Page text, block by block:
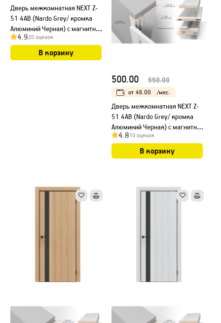
Дверь межкомнатная NEXT Z-
51 4AB (Nardo Grey/ кромка
Алюминий Черная) с магнитным
замком
4.920 оценок
В корзину
500.00 550.00
от 46.00 /мес.
Дверь межкомнатная NEXT Z-
51 4AB (Nardo Grey/ кромка
Алюминий Черная) с магнитным
замком, НЕСТАНДАРТ
4.810 оценок
В корзину